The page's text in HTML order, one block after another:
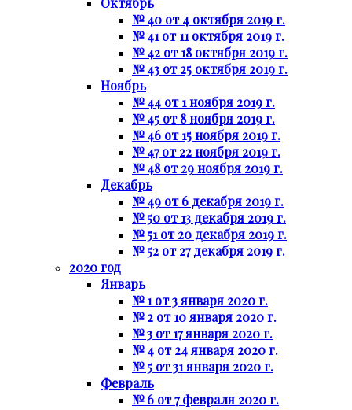
№ 40 от 4 октября 2019 г.
№ 41 от 11 октября 2019 г.
№ 42 от 18 октября 2019 г.
№ 43 от 25 октября 2019 г.
Ноябрь
№ 44 от 1 ноября 2019 г.
№ 45 от 8 ноября 2019 г.
№ 46 от 15 ноября 2019 г.
№ 47 от 22 ноября 2019 г.
№ 48 от 29 ноября 2019 г.
Декабрь
№ 49 от 6 декабря 2019 г.
№ 50 от 13 декабря 2019 г.
№ 51 от 20 декабря 2019 г.
№ 52 от 27 декабря 2019 г.
2020 год
Январь
№ 1 от 3 января 2020 г.
№ 2 от 10 января 2020 г.
№ 3 от 17 января 2020 г.
№ 4 от 24 января 2020 г.
№ 5 от 31 января 2020 г.
Февраль
№ 6 от 7 февраля 2020 г.